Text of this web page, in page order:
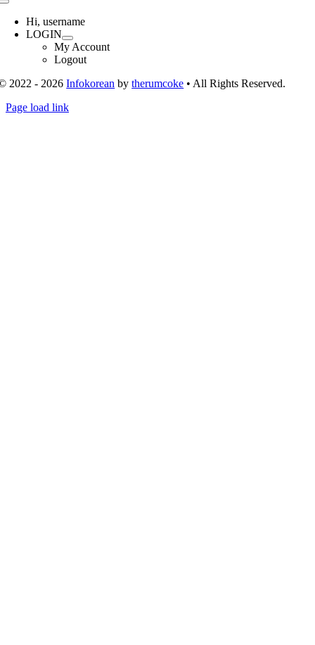
Toggle
NavigationHi, username
LOGIN
My Account
Logout
2022 - 2026Infokorean bytherumcoke • All Rights Reserved.
Toggle
Page load link